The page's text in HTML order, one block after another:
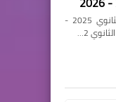
تحميل كتاب الامتحان في الفيزياء للصف الثالث الثانوي 2025 -